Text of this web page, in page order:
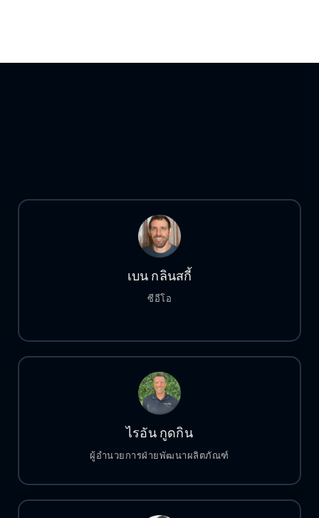
เบน กลินสกี้
ซีอีโอ
ไรอัน กูดกิน
ผู้อำนวยการฝ่ายพัฒนาผลิตภัณฑ์